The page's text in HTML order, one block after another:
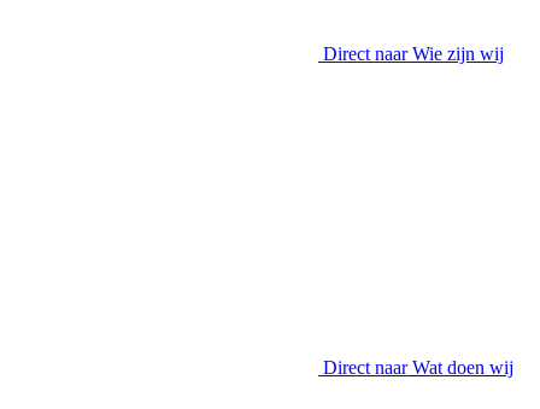
Direct naar Wie zijn wij
Direct naar Wat doen wij